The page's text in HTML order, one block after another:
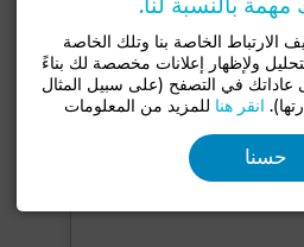
الخاصة بنا وتلك الخاصة
ولإظهار إعلانات مخصصة لك بناءً
في التصفح (على سبيل المثال
انقر هنا للمزيد من المعلومات
حسنا